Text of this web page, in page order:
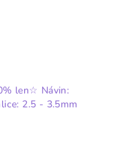
len☆ Návin:
2.5 - 3.5mm